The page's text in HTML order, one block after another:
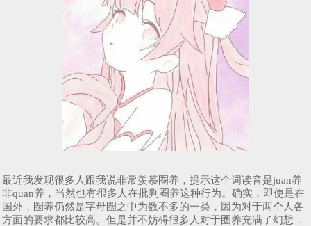
最近我发现很多人跟我说非常羡慕圈养，提示这个词读音是juan养
非quan养，当然也有很多人在批判圈养这种行为。确实，即使是在
国外，圈养仍然是字母圈之中为数不多的一类，因为对于两个人各
方面的要求都比较高。但是并不妨碍很多人对于圈养充满了幻想，